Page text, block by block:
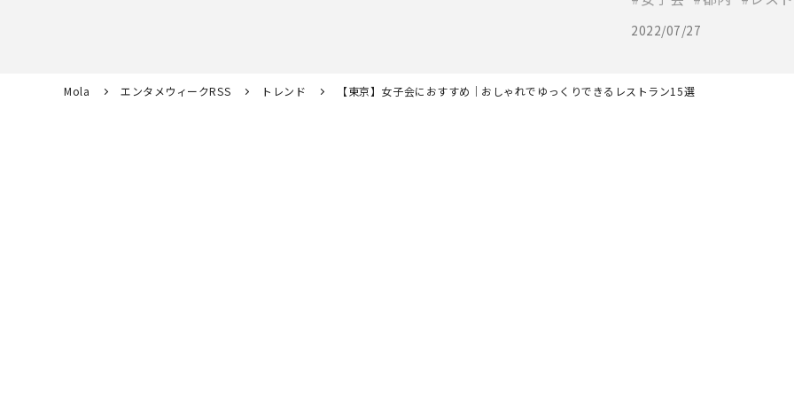
2022/07/27
Mola エンタメウィークRSS トレンド 【東京】女子会におすすめ｜おしゃれでゆっくりできるレストラン15選